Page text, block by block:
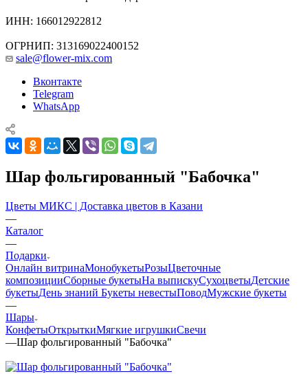
ИНН: 166012922812
ОГРНИП: 313169022400152
sale@flower-mix.com
Вконтакте
Telegram
WhatsApp
Шар фольгированный "Бабочка"
Цветы МИКС | Доставка цветов в Казани
—
Каталог
—
Подарки
Онлайн витринаМонобукетыРозыЦветочные
композицииСборные букетыНа выпискуСухоцветыДетские
букетыДень знаний Букеты невестыПоводМужские букеты
—
Шары
КонфетыОткрыткиМягкие игрушкиСвечи
—Шар фольгированный "Бабочка"